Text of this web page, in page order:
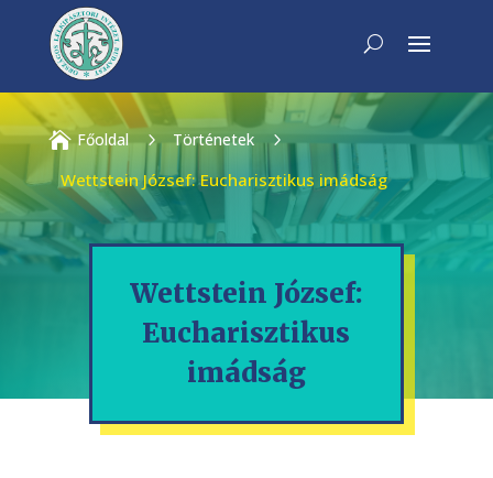
 Főoldal 5 Történetek 5
Wettstein József: Eucharisztikus imádság
Wettstein József:
Eucharisztikus
imádság